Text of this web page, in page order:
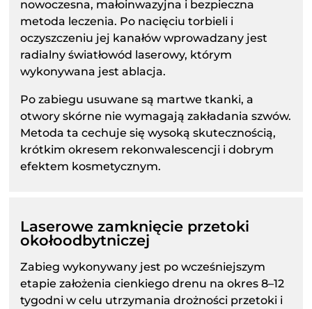
nowoczesna, małoinwazyjna i bezpieczna
metoda leczenia. Po nacięciu torbieli i
oczyszczeniu jej kanałów wprowadzany jest
radialny światłowód laserowy, którym
wykonywana jest ablacja.
Po zabiegu usuwane są martwe tkanki, a
otwory skórne nie wymagają zakładania szwów.
Metoda ta cechuje się wysoką skutecznością,
krótkim okresem rekonwalescencji i dobrym
efektem kosmetycznym.
Laserowe zamknięcie przetoki
okołoodbytniczej
Zabieg wykonywany jest po wcześniejszym
etapie założenia cienkiego drenu na okres 8–12
tygodni w celu utrzymania drożności przetoki i